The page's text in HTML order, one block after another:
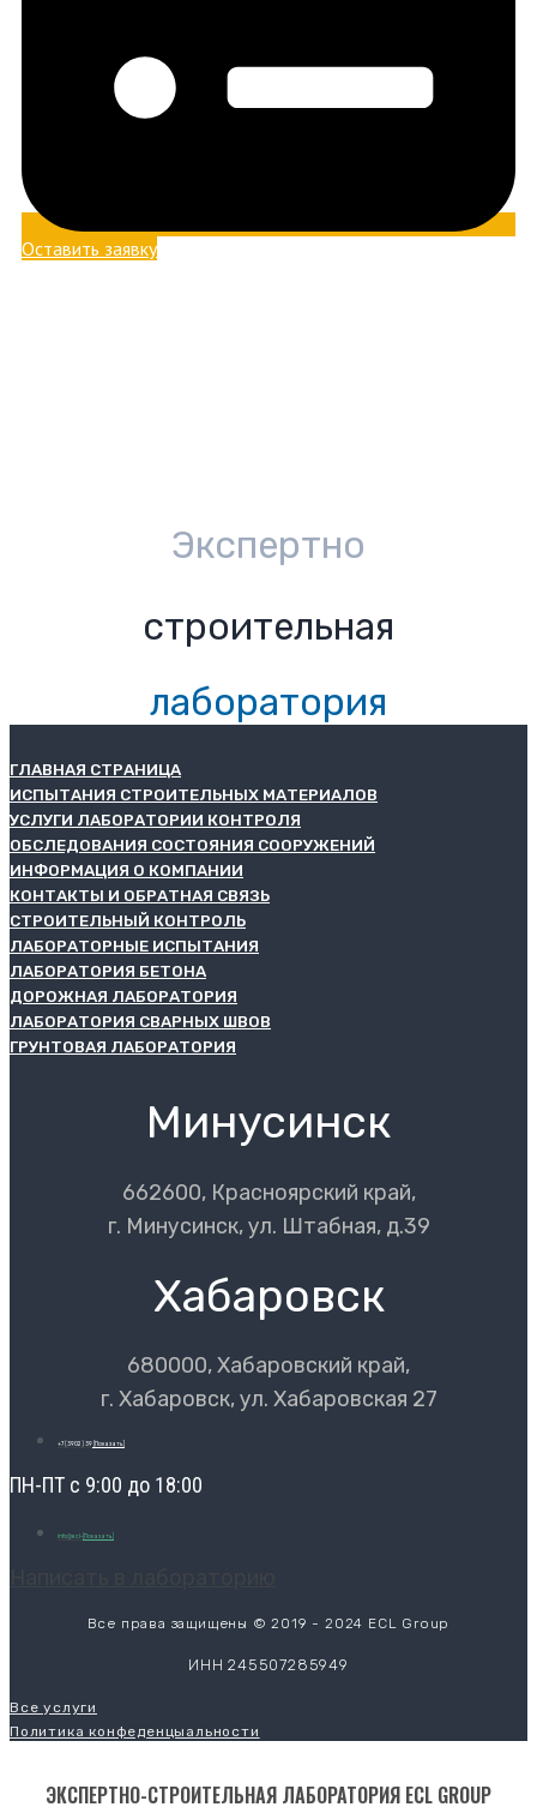
Оставить заявку
Экспертно
строительная
лаборатория
ГЛАВНАЯ СТРАНИЦА
ИСПЫТАНИЯ СТРОИТЕЛЬНЫХ МАТЕРИАЛОВ
УСЛУГИ ЛАБОРАТОРИИ КОНТРОЛЯ
ОБСЛЕДОВАНИЯ СОСТОЯНИЯ СООРУЖЕНИЙ
ИНФОРМАЦИЯ О КОМПАНИИ
КОНТАКТЫ И ОБРАТНАЯ СВЯЗЬ
СТРОИТЕЛЬНЫЙ КОНТРОЛЬ
ЛАБОРАТОРНЫЕ ИСПЫТАНИЯ
ЛАБОРАТОРИЯ БЕТОНА
ДОРОЖНАЯ ЛАБОРАТОРИЯ
ЛАБОРАТОРИЯ СВАРНЫХ ШВОВ
ГРУНТОВАЯ ЛАБОРАТОРИЯ
Минусинск
662600, Красноярский край,
г. Минусинск, ул. Штабная, д.39
Хабаровск
680000, Хабаровский край,
г. Хабаровск, ул. Хабаровская 27
+7 (3902) 39 [Показать]
ПН-ПТ с 9:00 до 18:00
info@ecl- [Показать]
Все права защищены © 2019 - 2024 ECL Group
ИНН 245507285949
Все услуги
Политика конфеденцыальности
ЭКСПЕРТНО-СТРОИТЕЛЬНАЯ ЛАБОРАТОРИЯ ECL GROUP